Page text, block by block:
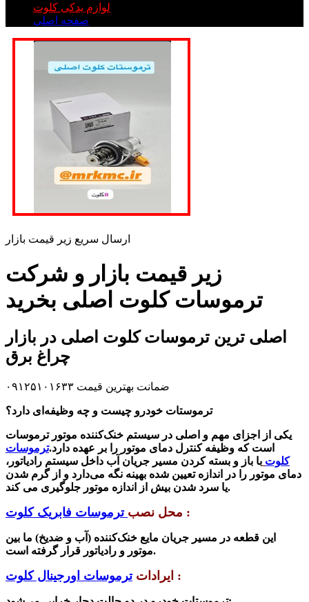
لوازم یدکی کلوت
صفحه اصلی
ارسال سریع زیر قیمت بازار
زیر قیمت بازار و شرکت
ترموسات کلوت اصلی بخرید
اصلی ترین ترموسات کلوت اصلی در بازار
چراغ برق
ضمانت بهترین قیمت ۰۹۱۲۵۱۰۱۶۳۳
ترموستات خودرو چیست و چه وظیفه‌ای دارد؟
یکی از اجزای مهم و اصلی در سیستم خنک‌کننده موتور ترموسات
است که وظیفه کنترل دمای موتور را بر عهده دارد.ترموسات
کلوت با باز و بسته کردن مسیر جریان آب داخل سیستم رادیاتور،
دمای موتور را در اندازه تعیین شده بهینه نگه می‌دارد و از گرم شدن
یا سرد شدن بیش از اندازه موتور جلوگیری می کند.
محل نصب ترموسات فابریک کلوت :
این قطعه در مسیر جریان مایع خنک‌کننده (آب و ضدیخ) ما بین
موتور و رادیاتور قرار گرفته است.
ایراداتترموسات اورجینال کلوت :